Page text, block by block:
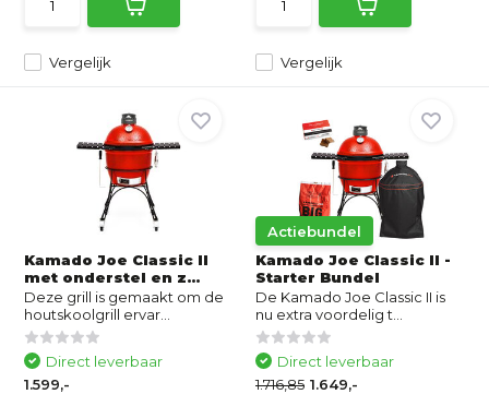
Vergelijk Vergelijk
Kamado Joe Classic II
met onderstel en z...
Deze grill is gemaakt om de
houtskoolgrill ervar...
Direct leverbaar
1.599,-
Actiebundel
Kamado Joe Classic II -
Starter Bundel
De Kamado Joe Classic II is
nu extra voordelig t...
Direct leverbaar
1.716,85 1.649,-